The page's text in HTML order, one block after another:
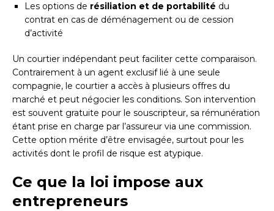
Les options de résiliation et de portabilité du
contrat en cas de déménagement ou de cession
d’activité
Un courtier indépendant peut faciliter cette comparaison.
Contrairement à un agent exclusif lié à une seule
compagnie, le courtier a accès à plusieurs offres du
marché et peut négocier les conditions. Son intervention
est souvent gratuite pour le souscripteur, sa rémunération
étant prise en charge par l’assureur via une commission.
Cette option mérite d’être envisagée, surtout pour les
activités dont le profil de risque est atypique.
Ce que la loi impose aux
entrepreneurs